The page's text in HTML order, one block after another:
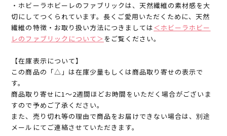
・ホビーラホビーレのファブリックは、天然繊維の素材感を大
切にしてつくられています。長くご愛用いただくために、天然
繊維の特徴・お取り扱い方法につきましては＜ホビーラホビー
レのファブリックについて＞ をご覧ください。
【在庫表示について】
この商品の「△」は在庫少量もしくは商品取り寄せの表示で
す。
商品取り寄せに1～2週間ほどお時間をいただく場合がございま
すので予めご了承ください。
また、売り切れ等の理由で商品をお届けできない場合は、別途
メールにてご連絡させていただきます。